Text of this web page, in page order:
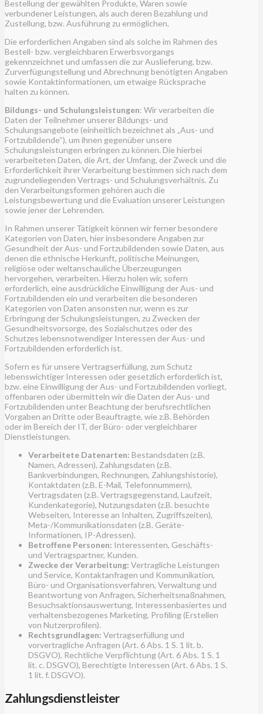
Bestellung der gewählten Produkte, Waren sowie
verbundener Leistungen, als auch deren Bezahlung und
Zustellung, bzw. Ausführung zu ermöglichen.
Die erforderlichen Angaben sind als solche im Rahmen des
Bestell- bzw. vergleichbaren Erwerbsvorgangs
gekennzeichnet und umfassen die zur Auslieferung, bzw.
Zurverfügungstellung und Abrechnung benötigten Angaben
sowie Kontaktinformationen, um etwaige Rücksprache
halten zu können.
Bildungs- und Schulungsleistungen: Wir verarbeiten die
Daten der Teilnehmer unserer Bildungs- und
Schulungsangebote (einheitlich bezeichnet als „Aus- und
Fortzubildende“), um ihnen gegenüber unsere
Schulungsleistungen erbringen zu können. Die hierbei
verarbeiteten Daten, die Art, der Umfang, der Zweck und die
Erforderlichkeit ihrer Verarbeitung bestimmen sich nach dem
zugrundeliegenden Vertrags- und Schulungsverhältnis. Zu
den Verarbeitungsformen gehören auch die
Leistungsbewertung und die Evaluation unserer Leistungen
sowie jener der Lehrenden.
In Rahmen unserer Tätigkeit können wir ferner besondere
Kategorien von Daten, hier insbesondere Angaben zur
Gesundheit der Aus- und Fortzubildenden sowie Daten, aus
denen die ethnische Herkunft, politische Meinungen,
religiöse oder weltanschauliche Überzeugungen
hervorgehen, verarbeiten. Hierzu holen wir, sofern
erforderlich, eine ausdrückliche Einwilligung der Aus- und
Fortzubildenden ein und verarbeiten die besonderen
Kategorien von Daten ansonsten nur, wenn es zur
Erbringung der Schulungsleistungen, zu Zwecken der
Gesundheitsvorsorge, des Sozialschutzes oder des
Schutzes lebensnotwendiger Interessen der Aus- und
Fortzubildenden erforderlich ist.
Sofern es für unsere Vertragserfüllung, zum Schutz
lebenswichtiger Interessen oder gesetzlich erforderlich ist,
bzw. eine Einwilligung der Aus- und Fortzubildenden vorliegt,
offenbaren oder übermitteln wir die Daten der Aus- und
Fortzubildenden unter Beachtung der berufsrechtlichen
Vorgaben an Dritte oder Beauftragte, wie z.B. Behörden
oder im Bereich der IT, der Büro- oder vergleichbarer
Dienstleistungen.
Verarbeitete Datenarten: Bestandsdaten (z.B.
Namen, Adressen), Zahlungsdaten (z.B.
Bankverbindungen, Rechnungen, Zahlungshistorie),
Kontaktdaten (z.B. E-Mail, Telefonnummern),
Vertragsdaten (z.B. Vertragsgegenstand, Laufzeit,
Kundenkategorie), Nutzungsdaten (z.B. besuchte
Webseiten, Interesse an Inhalten, Zugriffszeiten),
Meta-/Kommunikationsdaten (z.B. Geräte-
Informationen, IP-Adressen).
Betroffene Personen: Interessenten, Geschäfts-
und Vertragspartner, Kunden.
Zwecke der Verarbeitung: Vertragliche Leistungen
und Service, Kontaktanfragen und Kommunikation,
Büro- und Organisationsverfahren, Verwaltung und
Beantwortung von Anfragen, Sicherheitsmaßnahmen,
Besuchsaktionsauswertung, Interessenbasiertes und
verhaltensbezogenes Marketing, Profiling (Erstellen
von Nutzerprofilen).
Rechtsgrundlagen: Vertragserfüllung und
vorvertragliche Anfragen (Art. 6 Abs. 1 S. 1 lit. b.
DSGVO), Rechtliche Verpflichtung (Art. 6 Abs. 1 S. 1
lit. c. DSGVO), Berechtigte Interessen (Art. 6 Abs. 1 S.
1 lit. f. DSGVO).
Zahlungsdienstleister